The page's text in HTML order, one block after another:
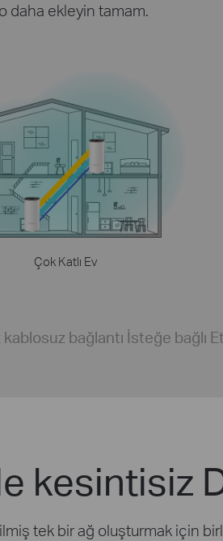
daha ekleyin tamam.
Çok Katlı Ev
bağlantı İsteğe bağlı
kesintisiz
tek bir ağ oluşturmak için